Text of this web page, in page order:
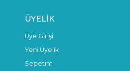
ÜYELIK
Üye Girişi
Yeni Üyelik
Sepetim